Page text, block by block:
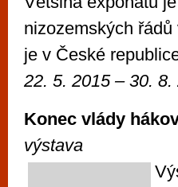
nizozemských
je v České
22. 5. 2015 – 30. 8.
Konec vlády
výstava